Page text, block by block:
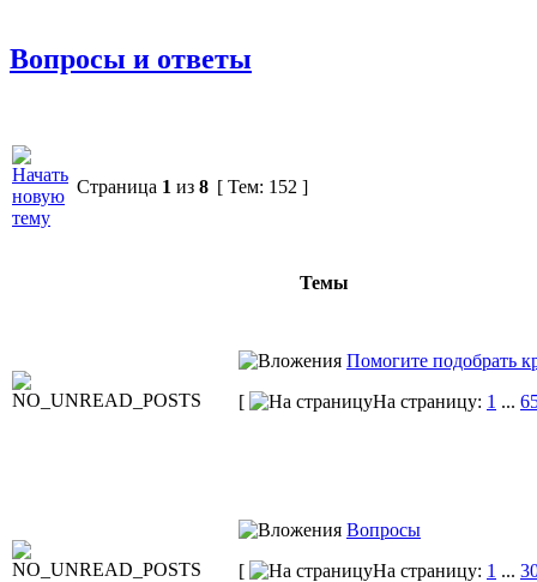
Вопросы и ответы
Страница 1 из 8 [ Тем: 152 ]
Темы
Помогите подобрать
[
На страницу: 1 ...
Вопросы
[
На страницу: 1 ...